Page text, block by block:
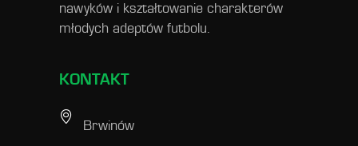
nawyków i kształtowanie charakterów
młodych adeptów futbolu.
KONTAKT
Brwinów